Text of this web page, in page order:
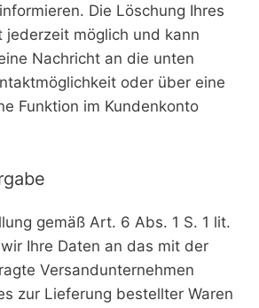
Die Löschung Ihres
jederzeit möglich und kann
Nachricht an die unten
oder über eine
Funktion im Kundenkonto
gemäß Art. 6 Abs. 1 S. 1 lit.
Ihre Daten an das mit der
Versandunternehmen
zur Lieferung bestellter Waren